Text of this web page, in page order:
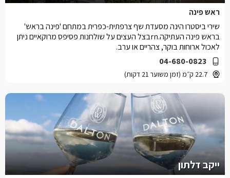
ראש פינה
04-680-0823
22.7 ק״מ (זמן משוער 21 דקות)
שירי ביסטרו הינה מסעדת שף צרפתית-כפרית במתחם 'פינה בראש'
בראש פינה העתיקה.rnבצל העצים על שולחנות פסיפס מרוקאיים ניתן
לאכול ארוחות בוקר, צהריים או ערב.
ייקב דלתון